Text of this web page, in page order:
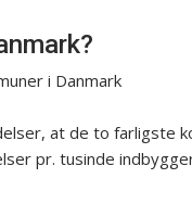
i Danmark
at de to farligste
pr. tusinde